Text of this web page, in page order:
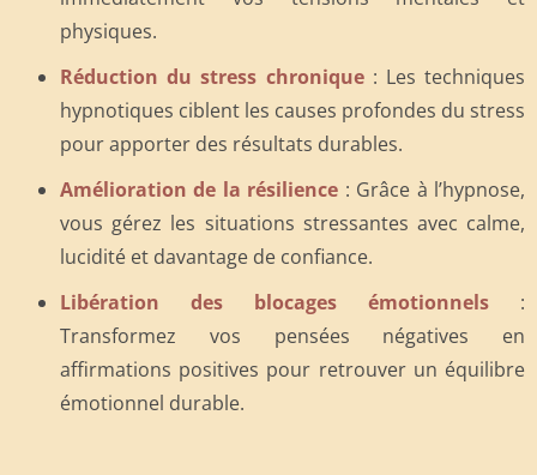
physiques.
Réduction du stress chronique: Les techniques
hypnotiques ciblent les causes profondes du stress
pour apporter des résultats durables.
Amélioration de la résilience : Grâce à l’hypnose,
vous gérez les situations stressantes avec calme,
lucidité et davantage de confiance.
Libération des blocages émotionnels :
Transformez vos pensées négatives en
affirmations positives pour retrouver un équilibre
émotionnel durable.